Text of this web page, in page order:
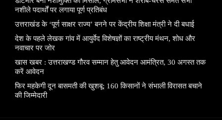
नशीले पदार्थों पर लगाया पूर्ण प्रतिबंध
उत्तराखंड के ‘पूर्ण साक्षर राज्य’ बनने पर केंद्रीय शिक्षा मंत्री ने दी बधाई
देश के पहले लेखक गांव में आयुर्वेद विशेषज्ञों का राष्ट्रीय मंथन, शोध और
नवाचार पर जोर
खास खबर : उत्तराखण्ड गौरव सम्मान हेतु आवेदन आमंत्रित, 30 अगस्त तक
करें आवेदन
फिर महकेगी दून बासमती की खुशबू: 160 किसानों ने संभाली विरासत बचाने
की जिम्मेदारी